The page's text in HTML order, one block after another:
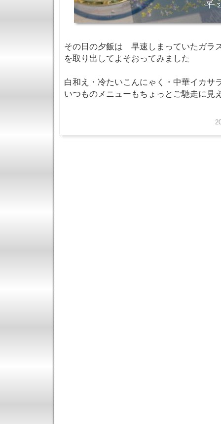
その日の夕飯は 早速しまっていたガラ
を取り出してよそおってみました
白和え・冷たいこんにゃく・中華イカサ
いつものメニューもちょっとご馳走に見